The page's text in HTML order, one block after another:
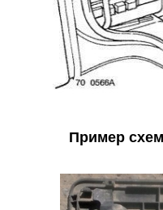
Пример